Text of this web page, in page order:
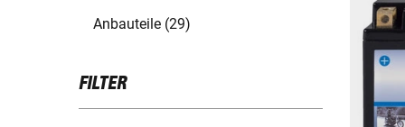
Anbauteile (29)
FILTER